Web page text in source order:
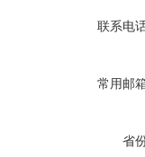
联系电
常用邮
省